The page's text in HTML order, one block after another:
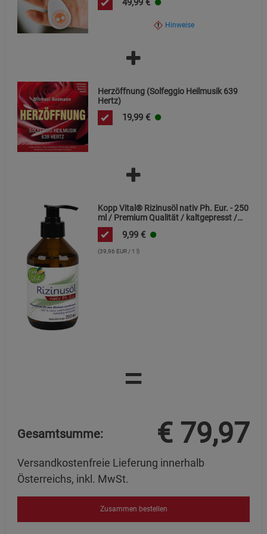
geltenden EU-Richtlinien für elektrische Betriebsmittel.
49,99 €
Hinweise
Herzöffnung (Solfeggio Heilmusik 639
Hertz)
19,99 €
Kopp Vital® Rizinusöl nativ Ph. Eur. - 250
ml / Premium Qualität / kaltgepresst /
frei von Alkaloiden
9,99 €
(39,96 EUR / 1 l)
=
Gesamtsumme: € 79,97
Versandkostenfreie Lieferung innerhalb
Österreichs, inkl. MwSt.
Zusammen bestellen